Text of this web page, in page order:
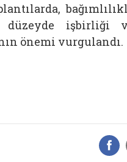
düzeyde işbirliği
önemi vurgulandı.